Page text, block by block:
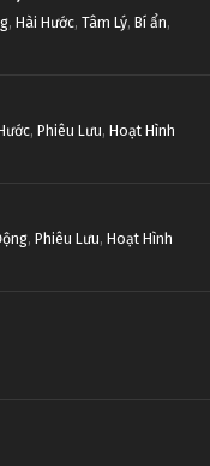
, Hài Hước, Tâm Lý, Bí ẩn,
, Phiêu Lưu, Hoạt Hình
, Phiêu Lưu, Hoạt Hình